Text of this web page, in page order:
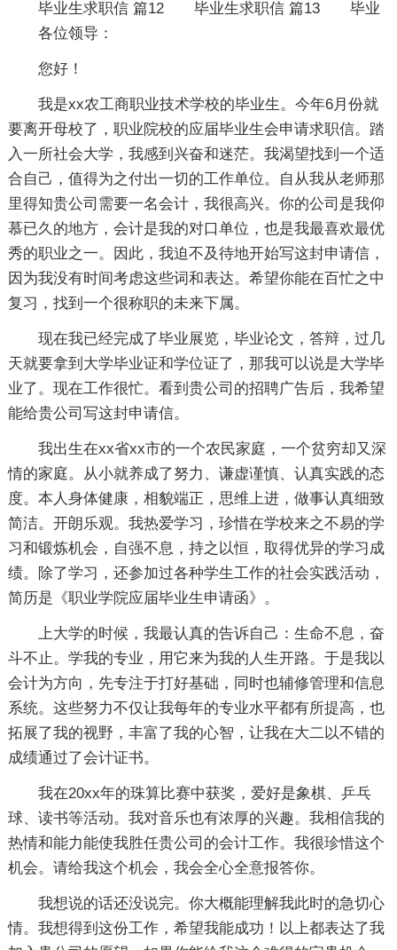
毕业生求职信 篇12
各位领导：
您好！
我是xx农工商职业技术学校的毕业生。今年6月份就
要离开母校了，职业院校的应届毕业生会申请求职信。踏
入一所社会大学，我感到兴奋和迷茫。我渴望找到一个适
合自己，值得为之付出一切的工作单位。自从我从老师那
里得知贵公司需要一名会计，我很高兴。你的公司是我仰
慕已久的地方，会计是我的对口单位，也是我最喜欢最优
秀的职业之一。因此，我迫不及待地开始写这封申请信，
因为我没有时间考虑这些词和表达。希望你能在百忙之中
复习，找到一个很称职的未来下属。
现在我已经完成了毕业展览，毕业论文，答辩，过几
天就要拿到大学毕业证和学位证了，那我可以说是大学毕
业了。现在工作很忙。看到贵公司的招聘广告后，我希望
能给贵公司写这封申请信。
我出生在xx省xx市的一个农民家庭，一个贫穷却又深
情的家庭。从小就养成了努力、谦虚谨慎、认真实践的态
度。本人身体健康，相貌端正，思维上进，做事认真细致
简洁。开朗乐观。我热爱学习，珍惜在学校来之不易的学
习和锻炼机会，自强不息，持之以恒，取得优异的学习成
绩。除了学习，还参加过各种学生工作的社会实践活动，
简历是《职业学院应届毕业生申请函》。
上大学的时候，我最认真的告诉自己：生命不息，奋
斗不止。学我的专业，用它来为我的人生开路。于是我以
会计为方向，先专注于打好基础，同时也辅修管理和信息
系统。这些努力不仅让我每年的专业水平都有所提高，也
拓展了我的视野，丰富了我的心智，让我在大二以不错的
成绩通过了会计证书。
我在20xx年的珠算比赛中获奖，爱好是象棋、乒乓
球、读书等活动。我对音乐也有浓厚的兴趣。我相信我的
热情和能力能使我胜任贵公司的会计工作。我很珍惜这个
机会。请给我这个机会，我会全心全意报答你。
我想说的话还没说完。你大概能理解我此时的急切心
情。我想得到这份工作，希望我能成功！以上都表达了我
毕业生求职信 篇13毕业